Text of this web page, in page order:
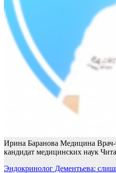
Ирина Баранова Медицина Врач-
кандидат медицинских наук
Навигация
Эндокринолог Дементьева: